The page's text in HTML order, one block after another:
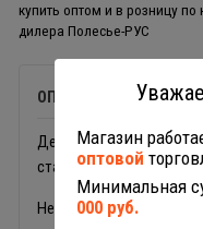
купить оптом и в розницу
дилера Полесье-РУС
ОПИСАНИЕ
Детский
старше 2 лет.
Недорогой и прочный,
Магазин
оптовой
Минимальная
000 руб.